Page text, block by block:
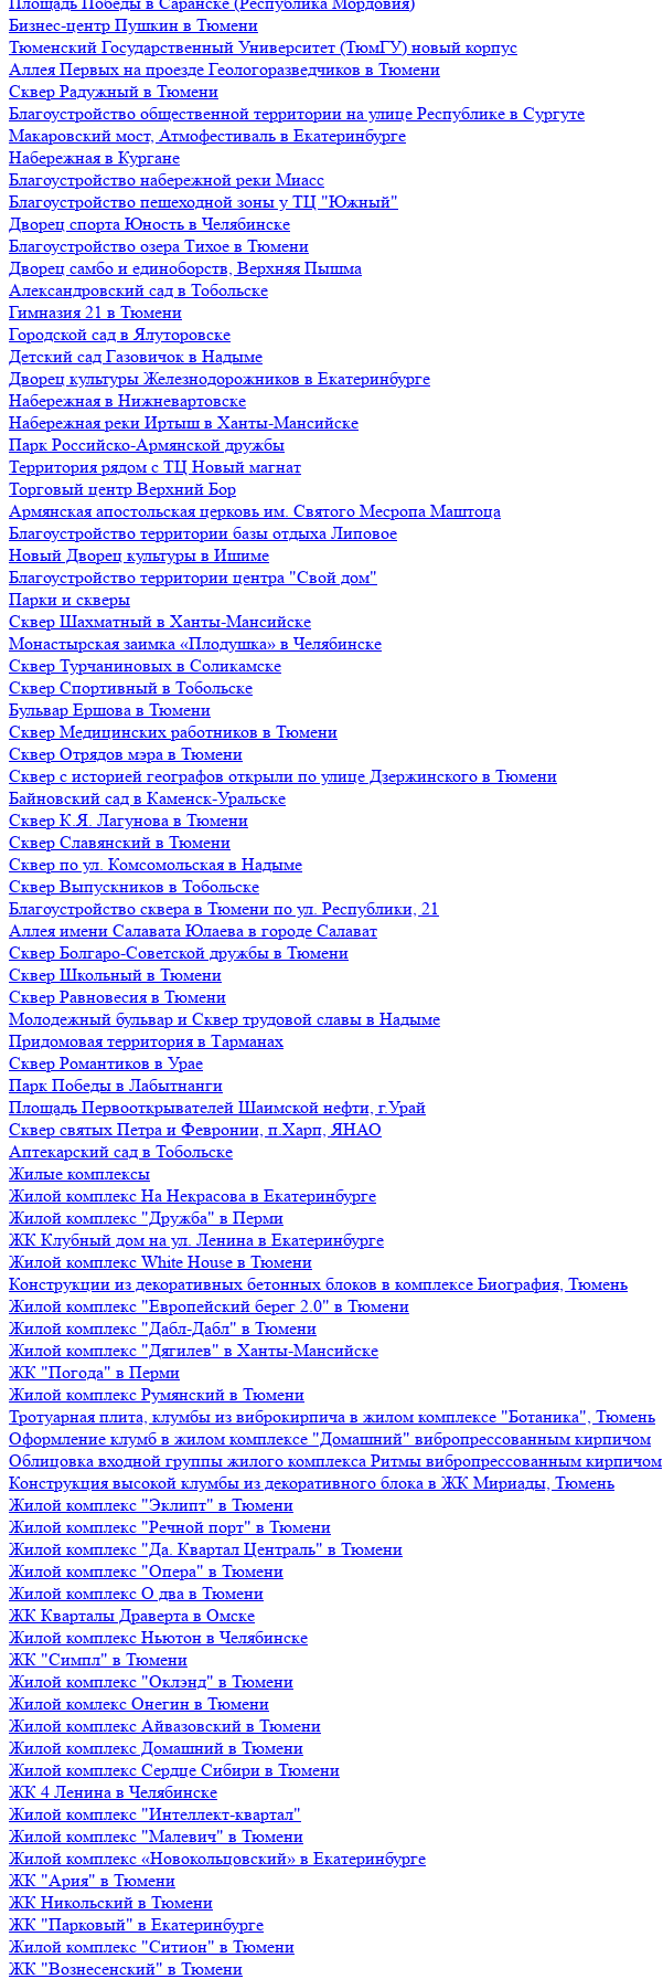
Бизнес-центр Пушкин в Тюмени
Тюменский Государственный Университет (ТюмГУ) новый корпус
Аллея Первых на проезде Геологоразведчиков в Тюмени
Сквер Радужный в Тюмени
Благоустройство общественной территории на улице Республике в Сургуте
Макаровский мост, Атмофестиваль в Екатеринбурге
Набережная в Кургане
Благоустройство набережной реки Миасс
Благоустройство пешеходной зоны у ТЦ "Южный"
Дворец спорта Юность в Челябинске
Благоустройство озера Тихое в Тюмени
Дворец самбо и единоборств, Верхняя Пышма
Александровский сад в Тобольске
Гимназия 21 в Тюмени
Городской сад в Ялуторовске
Детский сад Газовичок в Надыме
Дворец культуры Железнодорожников в Екатеринбурге
Набережная в Нижневартовске
Набережная реки Иртыш в Ханты-Мансийске
Парк Российско-Армянской дружбы
Территория рядом с ТЦ Новый магнат
Торговый центр Верхний Бор
Армянская апостольская церковь им. Святого Месропа Маштоца
Благоустройство территории базы отдыха Липовое
Нoвый Двoрeц культуры в Ишимe
Благоустройство территории центра "Свой дом"
Парки и скверы
Сквер Шахматный в Ханты-Мансийске
Монастырская заимка «Плодушка» в Челябинске
Сквер Турчаниновых в Соликамске
Сквер Спортивный в Тобольске
Бульвар Ершова в Тюмени
Сквер Медицинских работников в Тюмени
Сквер Отрядов мэра в Тюмени
Сквер с историей географов открыли по улице Дзержинского в Тюмени
Байновский сад в Каменск-Уральске
Сквер К.Я. Лагунова в Тюмени
Сквер Славянский в Тюмени
Сквер по ул. Комсомольская в Надыме
Сквер Выпускников в Тобольске
Благоустройство сквера в Тюмени по ул. Республики, 21
Аллея имени Салавата Юлаева в городе Салават
Сквер Болгаро-Советской дружбы в Тюмени
Сквер Школьный в Тюмени
Сквер Равновесия в Тюмени
Молодежный бульвар и Сквер трудовой славы в Надыме
Придомовая территория в Тарманах
Сквер Романтиков в Урае
Парк Победы в Лабытнанги
Площадь Первооткрывателей Шаимской нефти, г.Урай
Сквер святых Петра и Февронии, п.Харп, ЯНАО
Аптекарский сад в Тобольске
Жилые комплексы
Жилой комплекс На Некрасова в Екатеринбурге
Жилой комплекс "Дружба" в Перми
ЖК Клубный дом на ул. Ленина в Екатеринбурге
Жилой комплекс White House в Тюмени
Конструкции из декоративных бетонных блоков в комплексе Биография, Тюмень
Жилой комплекс "Европейский берег 2.0" в Тюмени
Жилой комплекс "Дабл-Дабл" в Тюмени
Жилой комплекс "Дягилев" в Ханты-Мансийске
ЖК "Погода" в Перми
Жилой комплекс Румянский в Тюмени
Тротуарная плита, клумбы из виброкирпича в жилом комплексе "Ботаника", Тюмень
Оформление клумб в жилом комплексе "Домашний" вибропрессованным кирпичом
Облицовка входной группы жилого комплекса Ритмы вибропрессованным кирпичом
Конструкция высокой клумбы из декоративного блока в ЖК Мириады, Тюмень
Жилой комплекс "Эклипт" в Тюмени
Жилой комплекс "Речной порт" в Тюмени
Жилой комплекс "Да. Квартал Централь" в Тюмени
Жилой комплекс "Опера" в Тюмени
Жилой комплекс О два в Тюмени
ЖК Кварталы Драверта в Омске
Жилой комплекс Ньютон в Челябинске
ЖК "Симпл" в Тюмени
Жилой комплекс "Оклэнд" в Тюмени
Жилой комлекс Онегин в Тюмени
Жилой комплекс Айвазовский в Тюмени
Жилой комплекс Домашний в Тюмени
Жилой комплекс Сердце Сибири в Тюмени
ЖК 4 Ленина в Челябинске
Жилой комплекс "Интеллект-квартал"
Жилой комплекс "Малевич" в Тюмени
Жилой комплекс «Новокольцовский» в Екатеринбурге
ЖК "Ария" в Тюмени
ЖК Никольский в Тюмени
ЖК "Парковый" в Екатеринбурге
Жилой комплекс "Ситион" в Тюмени
ЖК "Вознесенский" в Тюмени